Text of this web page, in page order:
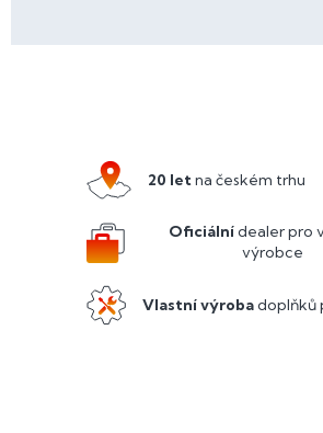
20 letna českém trhu
Oficiálnídealer pro
výrobce
Vlastní výrobadoplňků